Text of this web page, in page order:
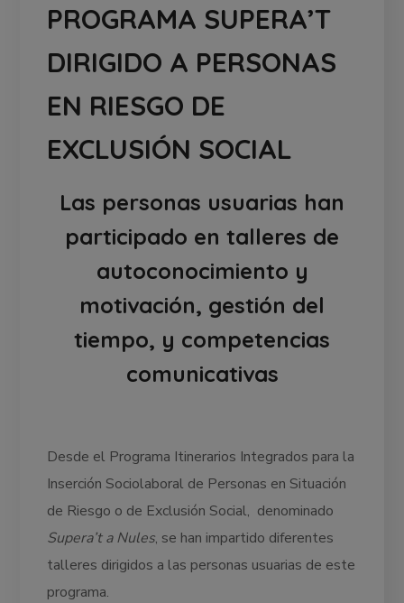
PROGRAMA SUPERA’T
DIRIGIDO A PERSONAS
EN RIESGO DE
EXCLUSIÓN SOCIAL
Las personas usuarias han
participado en talleres de
autoconocimiento y
motivación, gestión del
tiempo, y competencias
comunicativas
Desde el Programa Itinerarios Integrados para la
Inserción Sociolaboral de Personas en Situación
de Riesgo o de Exclusión Social, denominado
Supera’t a Nules, se han impartido diferentes
talleres dirigidos a las personas usuarias de este
programa.